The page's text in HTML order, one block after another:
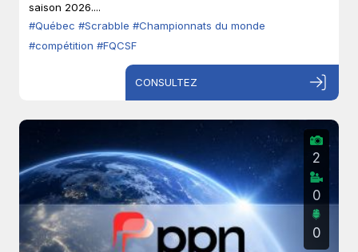
saison 2026....
#Québec #Scrabble #Championnats du monde
#compétition #FQCSF
CONSULTEZ
2
0
0